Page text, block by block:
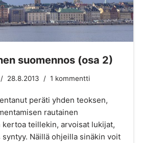
suomennos (osa 2)
28.8.2013 1 kommentti
peräti yhden teoksen,
rautainen
kertoa teillekin, arvoisat lukijat,
Näillä ohjeilla sinäkin voit